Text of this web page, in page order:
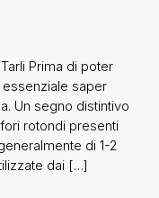
Prima di poter
essenziale saper
Un segno distintivo
rotondi presenti
di 1-2
dai […]